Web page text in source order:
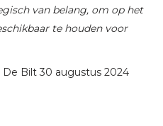
van belang, om op het
te houden voor
Bilt 30 augustus 2024